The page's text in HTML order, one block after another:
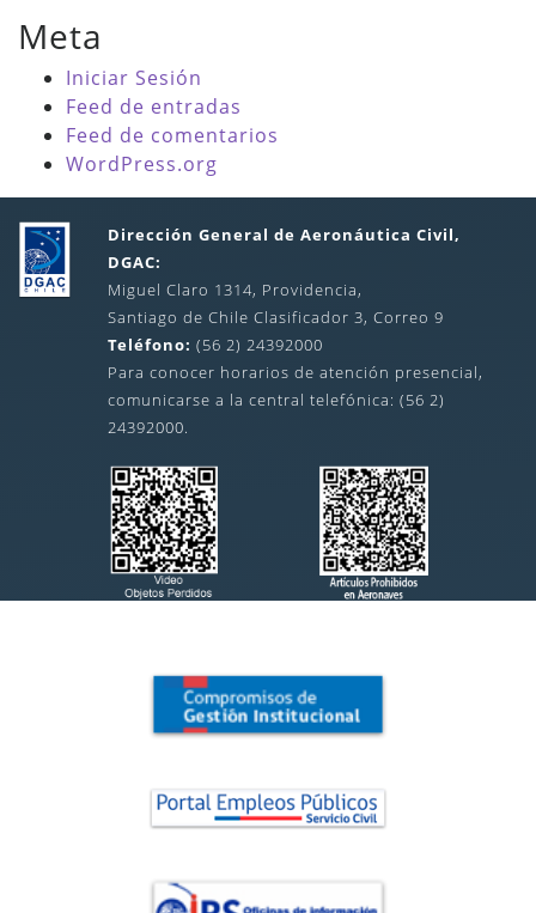
Meta
Iniciar Sesión
Feed de entradas
Feed de comentarios
WordPress.org
Dirección General de Aeronáutica Civil,
DGAC:
Miguel Claro 1314, Providencia,
Santiago de Chile Clasificador 3, Correo 9
Teléfono: (56 2) 24392000
Para conocer horarios de atención presencial,
comunicarse a la central telefónica: (56 2)
24392000.